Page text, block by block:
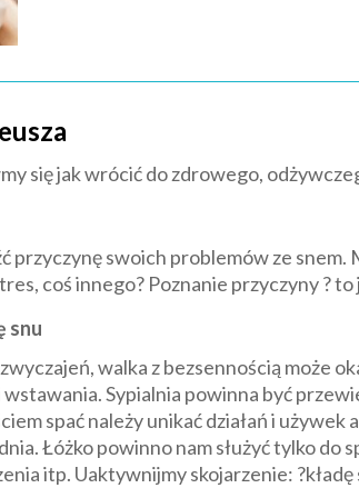
się jak wrócić do zdrowego,
przyczynę swoich problemów ze
coś innego? Poznanie przyczyny ?
snu
walka z bezsennością może
Sypialnia powinna być
spać należy unikać działań i
Łóżko powinno nam służyć tylko do
itp. Uaktywnijmy skojarzenie: ?kładę